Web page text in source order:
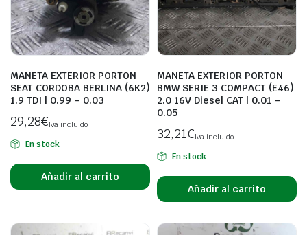
MANETA EXTERIOR PORTON
SEAT CORDOBA BERLINA (6K2)
1.9 TDI | 0.99 – 0.03
29,28€Iva incluido
En stock
Añadir al carrito
MANETA EXTERIOR PORTON
BMW SERIE 3 COMPACT (E46)
2.0 16V Diesel CAT | 0.01 –
0.05
32,21€Iva incluido
En stock
Añadir al carrito